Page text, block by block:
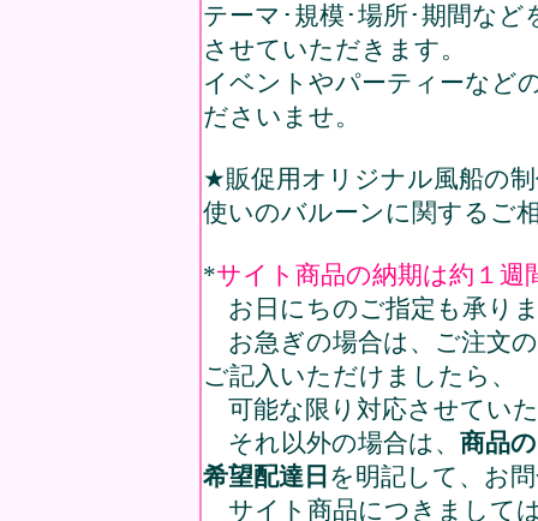
テーマ･規模･場所･期間な
させていただきます。
イベントやパーティーなど
ださいませ。
★販促用オリジナル風船の
使いのバルーンに関するご
*サイト商品の納期は約１週
お日にちのご指定も承り
お急ぎの場合は、ご注文
ご記入いただけましたら、
可能な限り対応させてい
それ以外の場合は、 商品
希望配達日 を明記して、お
サイト商品につきまして